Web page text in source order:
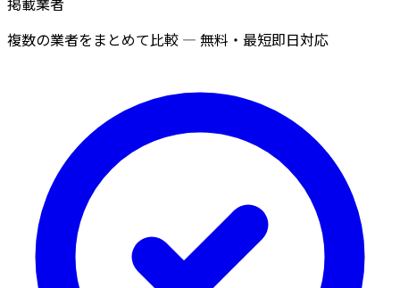
複数の業者をまとめて比較 — 無料・最短即日対応